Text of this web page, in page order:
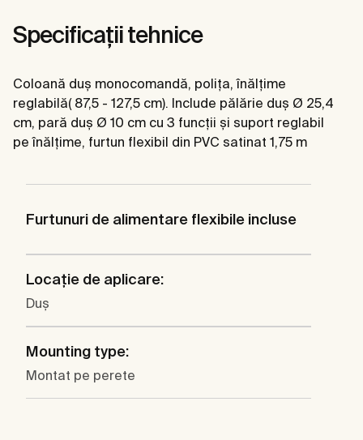
Specificații tehnice
Coloană duș monocomandă, polița, înălțime
reglabilă( 87,5 - 127,5 cm). Include pălărie duș Ø 25,4
cm, pară duș Ø 10 cm cu 3 funcții și suport reglabil
pe înălțime, furtun flexibil din PVC satinat 1,75 m
Furtunuri de alimentare flexibile incluse
Locaţie de aplicare:
Duş
Mounting type:
Montat pe perete